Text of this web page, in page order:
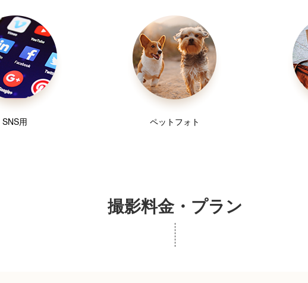
SNS用 ペットフォト
撮影料金・プラン